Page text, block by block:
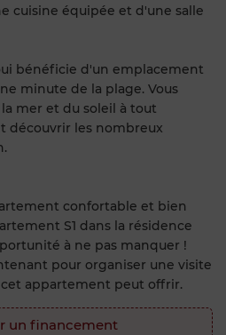
cuisine équipée et d'une salle
bénéficie d'un emplacement
minute de la plage. Vous
mer et du soleil à tout
découvrir les nombreux
confortable et bien
S1 dans la résidence
à ne pas manquer !
pour organiser une visite
appartement peut offrir.
un financement